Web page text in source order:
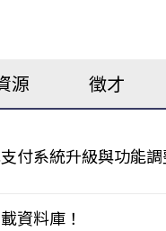
源 徵才
付系統升級與功能
資料庫！